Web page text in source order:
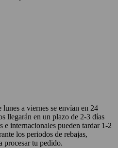
a viernes se envían en 24
llegarán en un plazo de 2-3 días
e internacionales pueden tardar 1-2
los periodos de rebajas,
procesar tu pedido.